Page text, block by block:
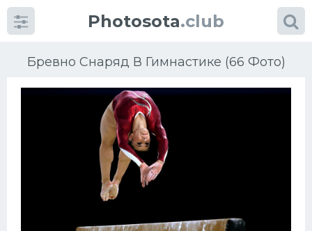
Photosota.club
Бревно Снаряд В Гимнастике (66 Фото)
КатегорииФото